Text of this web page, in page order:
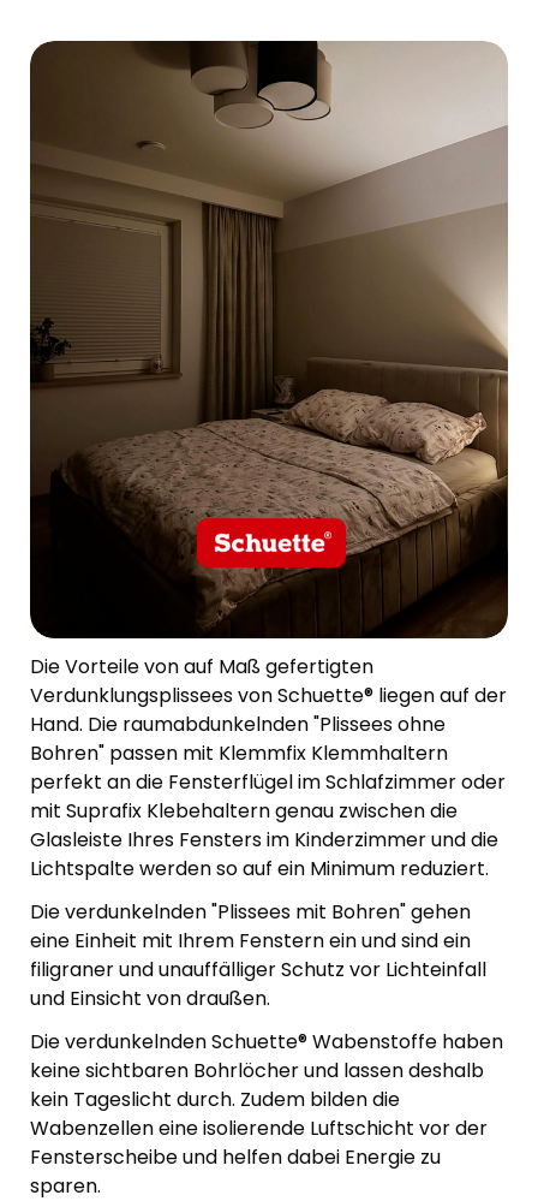
Die Vorteile von auf Maß gefertigten
Verdunklungsplissees von Schuette® liegen auf der
Hand. Die raumabdunkelnden "Plissees ohne
Bohren" passen mit Klemmfix Klemmhaltern
perfekt an die Fensterflügel im Schlafzimmer oder
mit Suprafix Klebehaltern genau zwischen die
Glasleiste Ihres Fensters im Kinderzimmer und die
Lichtspalte werden so auf ein Minimum reduziert.
Die verdunkelnden "Plissees mit Bohren" gehen
eine Einheit mit Ihrem Fenstern ein und sind ein
filigraner und unauffälliger Schutz vor Lichteinfall
und Einsicht von draußen.
Die verdunkelnden Schuette® Wabenstoffe haben
keine sichtbaren Bohrlöcher und lassen deshalb
kein Tageslicht durch. Zudem bilden die
Wabenzellen eine isolierende Luftschicht vor der
Fensterscheibe und helfen dabei Energie zu
sparen.